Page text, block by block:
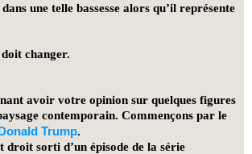
une telle bassesse alors qu’il représente
changer.
avoir votre opinion sur quelques figures
contemporain. Commençons par le
Trump.
droit sorti d’un épisode de la série